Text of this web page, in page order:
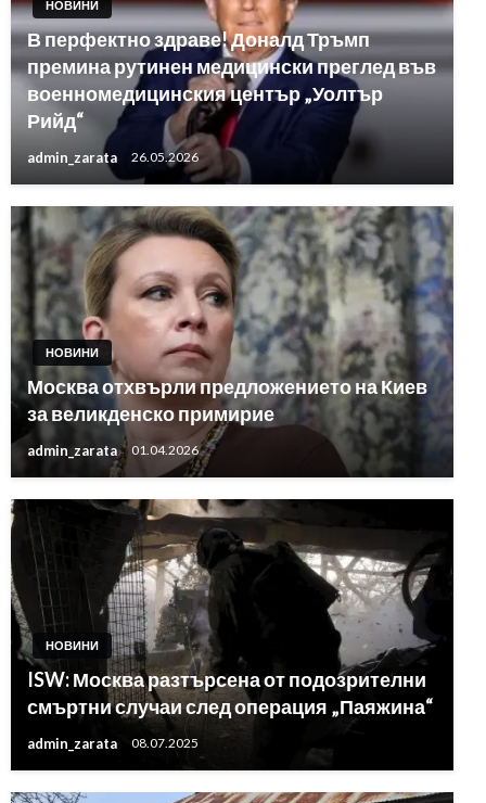
НОВИНИ
В перфектно здраве! Доналд Тръмп
премина рутинен медицински преглед във
военномедицинския център „Уолтър
Рийд“
admin_zarata 26.05.2026
НОВИНИ
Москва отхвърли предложението на Киев
за великденско примирие
admin_zarata 01.04.2026
НОВИНИ
ISW: Москва разтърсена от подозрителни
смъртни случаи след операция „Паяжина“
admin_zarata 08.07.2025